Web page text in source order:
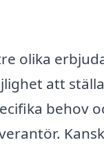
olika
att
behov